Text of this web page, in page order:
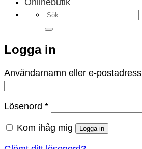
Sök
efter:
Logga in
Användarnamn eller e-postadress
Lösenord *Obligatoriskt
Kom ihåg mig Logga in